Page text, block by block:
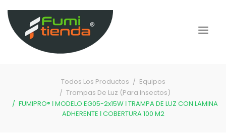
Todos Los Productos
Equipos
Trampas De Luz (Para Insectos)
FUMIPRO® ǀ MODELO EG05-2x15W ǀ TRAMPA DE LUZ CON LAMINA
ADHERENTE ǀ COBERTURA 100 M2